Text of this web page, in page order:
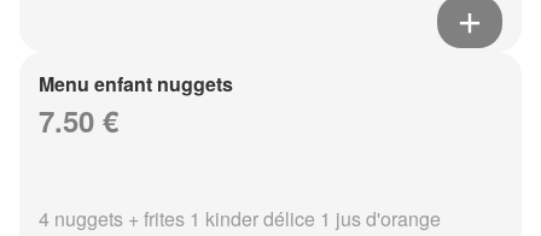
Menu enfant nuggets
7.50 €
4 nuggets + frites 1 kinder délice 1 jus d'orange